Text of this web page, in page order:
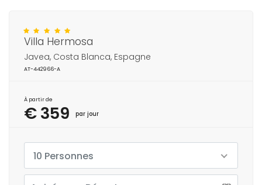
Villa Hermosa
Javea, Costa Blanca, Espagne
AT-442966-A
À partir de
€ 359 par jour
10 Personnes